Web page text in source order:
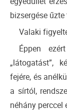
bizsergése űzte
Valaki
Éppen
„látogatást”,
fejére, és
a sírtól,
néhány perccel